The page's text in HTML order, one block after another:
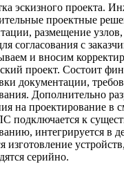
эскизного проекта.
проектные
размещение
согласования с
и вносим
проект. Состоит
документации,
Дополнительно
на проектирование
подключается к
интегрируется в
изготовление
серийно.